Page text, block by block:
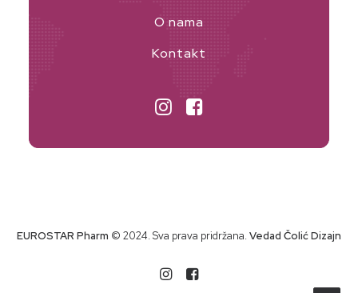
O nama
Kontakt
EUROSTAR Pharm © 2024. Sva prava pridržana.Vedad Čolić Dizajn